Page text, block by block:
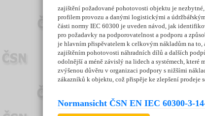
zajištění požadované pohotovosti objektu je
profilem provozu a danými logistickými a
části normy IEC 60300 je uveden návod, jak
pro požadavky na podporovatelnost a podporu a
je hlavním přispěvatelem k celkovým nákladům na
zajištěním pohotovosti náhradních dílů a dalších
odolnější a méně závislý na lidech a systémech,
zvýšenou důvěru v organizaci podpory s nižšími
zákazníků k objektu, což přispěje ke zlepšení
Normansicht ČSN EN IEC 60300-3-